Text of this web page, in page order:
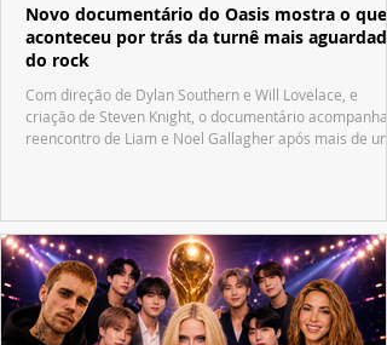
Novo documentário do Oasis mostra o que
aconteceu por trás da turnê mais aguardada
do rock
Com direção de Dylan Southern e Will Lovelace, e
criação de Steven Knight, o documentário acompanha
reencontro de Liam e Noel Gallagher após mais de